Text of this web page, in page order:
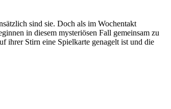
sind sie. Doch als im Wochentakt
in diesem mysteriösen Fall gemeinsam zu
ihrer Stirn eine Spielkarte genagelt ist und die